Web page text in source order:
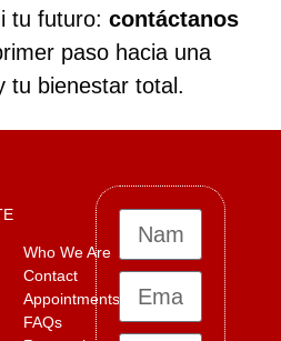
tu futuro: contáctanos
paso hacia una
tu bienestar total.
Who We Are
Contact
Appointments
FAQs